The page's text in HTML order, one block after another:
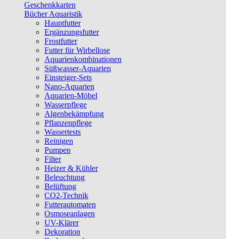
Geschenkkarten
Bücher Aquaristik
Hauptfutter
Ergänzungsfutter
Frostfutter
Futter für Wirbellose
Aquarienkombinationen
Süßwasser-Aquarien
Einsteiger-Sets
Nano-Aquarien
Aquarien-Möbel
Wasserpflege
Algenbekämpfung
Pflanzenpflege
Wassertests
Reinigen
Pumpen
Filter
Heizer & Kühler
Beleuchtung
Belüftung
CO2-Technik
Futterautomaten
Osmoseanlagen
UV-Klärer
Dekoration